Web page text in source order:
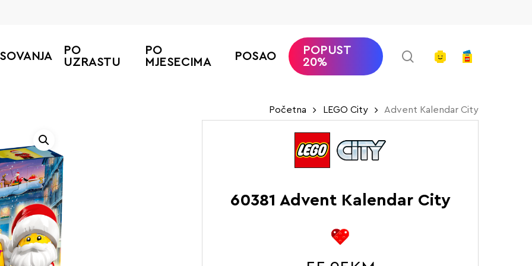
PO
UZRASTU
PO
MJESECIMA
POSAO
POPUST
20%
searchaccount
Početna LEGO City Advent Kalendar City
60381 Advent Kalendar City